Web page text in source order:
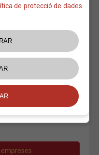
empreses
de protecció de dades